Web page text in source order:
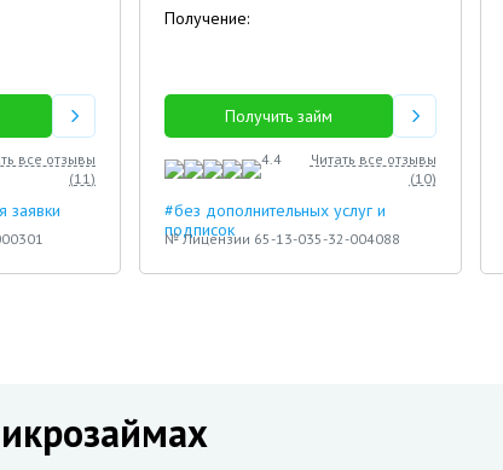
все отзывы
(11)
заявки
Получение:
Получить займ
4.4
Читать все отзывы
(10)
#без дополнительных услуг и
подписок
№ Лицензии 65-13-035-32-004088